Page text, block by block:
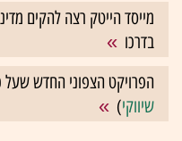
מייסד הייטק רצה להקים
בדרכו
הפרויקט הצפוני החדש שעל
שיווקי)